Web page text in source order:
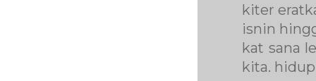
kiter
isnin
kat sana
kita.